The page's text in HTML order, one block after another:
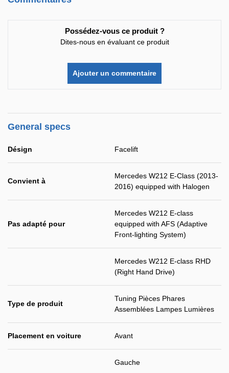
Possédez-vous ce produit ?
Dites-nous en évaluant ce produit
Ajouter un commentaire
General specs
Désign Facelift
Convient à
Mercedes W212 E-Class (2013-
2016) equipped with Halogen
Pas adapté pour
Mercedes W212 E-class
equipped with AFS (Adaptive
Front-lighting System)
Mercedes W212 E-class RHD
(Right Hand Drive)
Type de produit
Tuning Pièces Phares
Assemblées Lampes Lumières
Placement en voiture Avant
Gauche